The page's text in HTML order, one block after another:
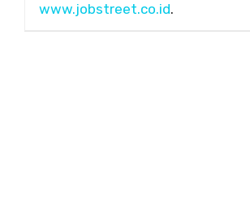
www.jobstreet.co.id.